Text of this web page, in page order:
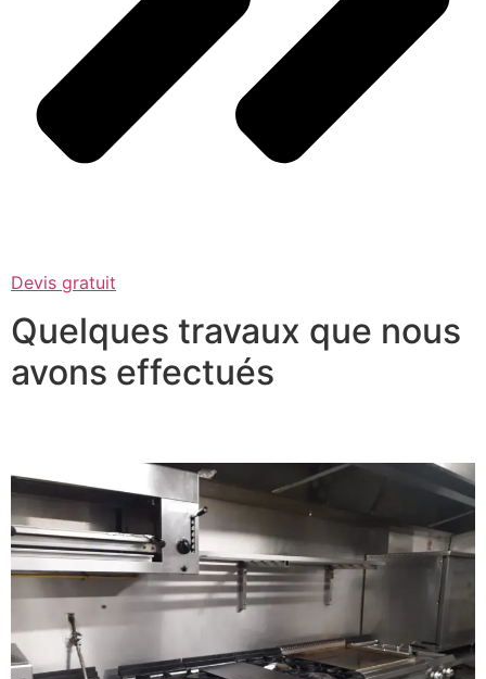
Devis gratuit
Quelques travaux que nous
avons effectués